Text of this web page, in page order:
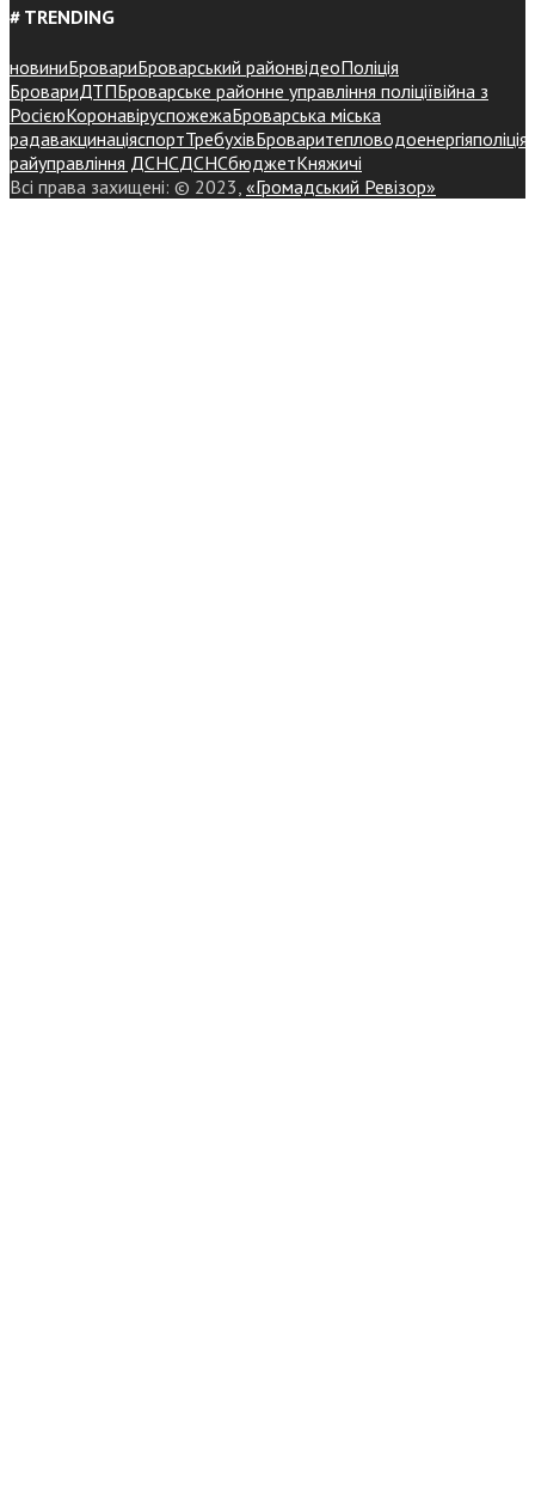
# TRENDING
новиниБровариБроварський районвідеоПоліція
БровариДТПБроварське районне управління поліціївійна з
РосієюКоронавіруспожежаБроварська міська
радавакцинаціяспортТребухівБроваритепловодоенергіяполіція
райуправління ДСНСДСНСбюджетКняжичі
Всі права захищені: © 2023, «Громадський Ревізор»